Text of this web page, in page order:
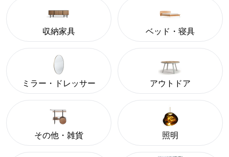
収納家具 ベッド・寝具
ミラー・ドレッサー アウトドア
その他・雑貨 照明